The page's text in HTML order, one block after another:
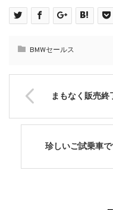
BMWセールス
まもなく販売
珍しいご試乗車